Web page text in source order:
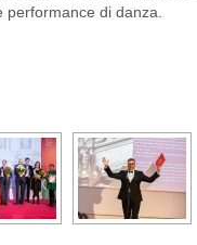
di danza.